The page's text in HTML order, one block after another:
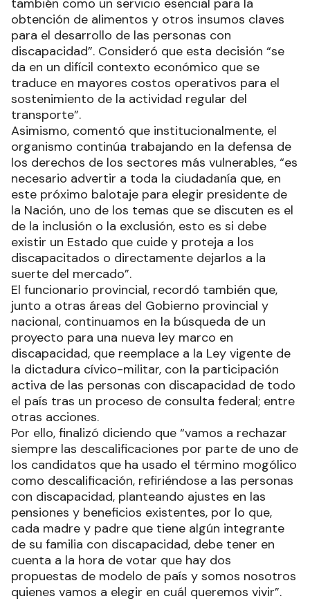
obtención de alimentos y otros insumos claves
para el desarrollo de las personas con
discapacidad”. Consideró que esta decisión “se
da en un difícil contexto económico que se
traduce en mayores costos operativos para el
sostenimiento de la actividad regular del
transporte”.
Asimismo, comentó que institucionalmente, el
organismo continúa trabajando en la defensa de
los derechos de los sectores más vulnerables, “es
necesario advertir a toda la ciudadanía que, en
este próximo balotaje para elegir presidente de
la Nación, uno de los temas que se discuten es el
de la inclusión o la exclusión, esto es si debe
existir un Estado que cuide y proteja a los
discapacitados o directamente dejarlos a la
suerte del mercado”.
El funcionario provincial, recordó también que,
junto a otras áreas del Gobierno provincial y
nacional, continuamos en la búsqueda de un
proyecto para una nueva ley marco en
discapacidad, que reemplace a la Ley vigente de
la dictadura cívico-militar, con la participación
activa de las personas con discapacidad de todo
el país tras un proceso de consulta federal; entre
otras acciones.
Por ello, finalizó diciendo que “vamos a rechazar
siempre las descalificaciones por parte de uno de
los candidatos que ha usado el término mogólico
como descalificación, refiriéndose a las personas
con discapacidad, planteando ajustes en las
pensiones y beneficios existentes, por lo que,
cada madre y padre que tiene algún integrante
de su familia con discapacidad, debe tener en
cuenta a la hora de votar que hay dos
propuestas de modelo de país y somos nosotros
quienes vamos a elegir en cuál queremos vivir”.